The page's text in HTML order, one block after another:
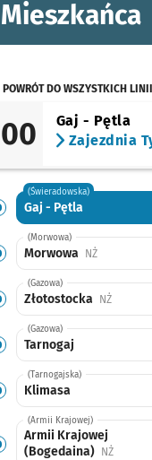
Mieszkańca
POWRÓT DO WSZYSTKICH LINII
Gaj - Pętla
Zajezdnia
(Świeradowska)
Gaj - Pętla
(Morwowa)
Morwowa NŻPrzystanek
(Gazowa)
Złotostocka NŻ
(Gazowa)
Tarnogaj
(Tarnogajska)
Klimasa
(Armii Krajowej)
Armii Krajowej
(Bogedaina)
NŻ